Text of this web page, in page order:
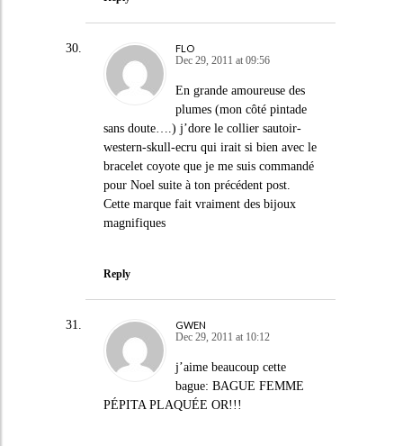
FLO
Dec 29, 2011 at 09:56
En grande amoureuse des
plumes (mon côté pintade
sans doute….) j’dore le collier sautoir-
western-skull-ecru qui irait si bien avec le
bracelet coyote que je me suis commandé
pour Noel suite à ton précédent post.
Cette marque fait vraiment des bijoux
magnifiques
Reply
GWEN
Dec 29, 2011 at 10:12
j’aime beaucoup cette
bague: BAGUE FEMME
PÉPITA PLAQUÉE OR!!!